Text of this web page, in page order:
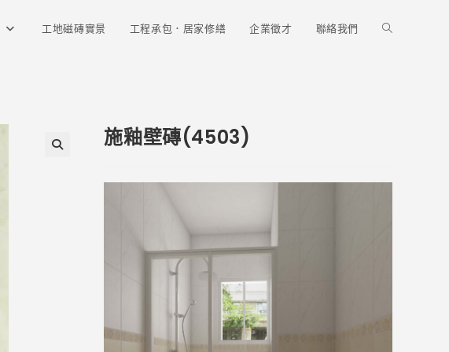
工地磁磚實景 工程承包．居家修繕 企業徵才 聯絡我們 Toggle
施釉壁磚(4503)